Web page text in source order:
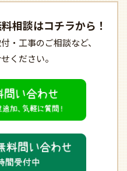
相談はコチラから！
・工事のご相談など、
ください。